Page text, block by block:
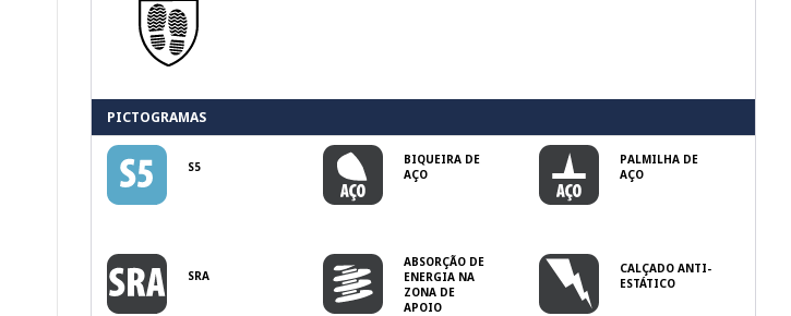
PICTOGRAMAS
S5
BIQUEIRA DE
AÇO
PALMILHA DE
AÇO
SRA
ABSORÇÃO DE
ENERGIA NA
ZONA DE
APOIO
CALÇADO ANTI-
ESTÁTICO